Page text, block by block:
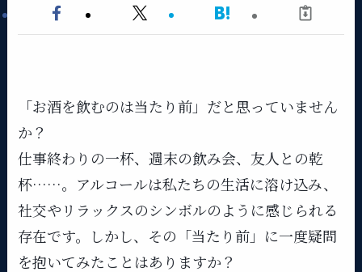
「お酒を飲むのは当たり前」だと思っていません
か？
仕事終わりの一杯、週末の飲み会、友人との乾
杯……。アルコールは私たちの生活に溶け込み、
社交やリラックスのシンボルのように感じられる
存在です。しかし、その「当たり前」に一度疑問
を抱いてみたことはありますか？